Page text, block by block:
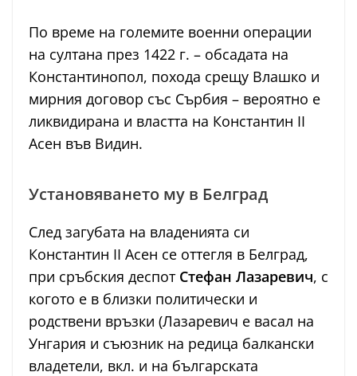
По време на големите военни операции
на султана през 1422 г. – обсадата на
Константинопол, похода срещу Влашко и
мирния договор със Сърбия – вероятно е
ликвидирана и властта на Константин II
Асен във Видин.
Установяването му в Белград
След загубата на владенията си
Константин II Асен се оттегля в Белград,
при сръбския деспот Стефан Лазаревич, с
когото е в близки политически и
родствени връзки (Лазаревич е васал на
Унгария и съюзник на редица балкански
владетели, вкл. и на българската